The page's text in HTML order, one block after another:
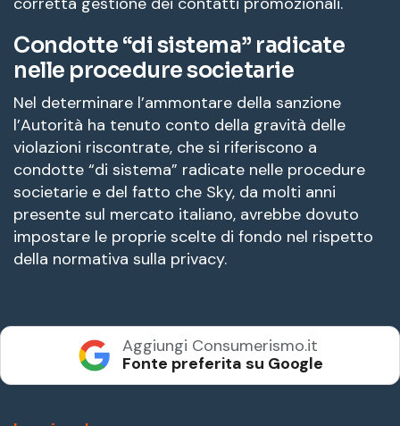
Condotte “di sistema” radicate
nelle procedure societarie
Nel determinare l’ammontare della sanzione
l’Autorità ha tenuto conto della gravità delle
violazioni riscontrate, che si riferiscono a
condotte “di sistema” radicate nelle procedure
societarie e del fatto che Sky, da molti anni
presente sul mercato italiano, avrebbe dovuto
impostare le proprie scelte di fondo nel rispetto
della normativa sulla privacy.
Aggiungi Consumerismo.it
Fonte preferita su Google